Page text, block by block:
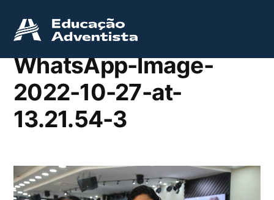
WhatsApp-Image-
2022-10-27-at-
13.21.54-3